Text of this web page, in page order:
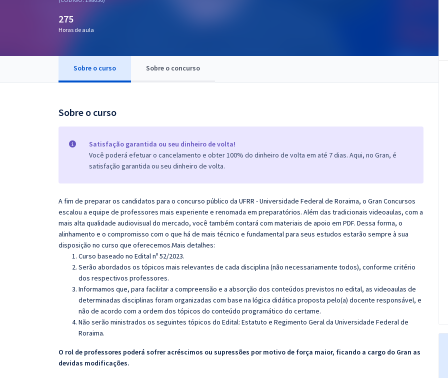
OAB
275
Horas de aula
Sobre o curso Sobre o concurso
Sobre o curso
Satisfação garantida ou seu dinheiro de volta!
Você poderá efetuar o cancelamento e obter 100% do dinheiro de volta em até 7 dias. Aqui, no Gran, é
satisfação garantida ou seu dinheiro de volta.
A fim de preparar os candidatos para o concurso público da UFRR - Universidade Federal de Roraima, o Gran Concursos
escalou a equipe de professores mais experiente e renomada em preparatórios. Além das tradicionais videoaulas, com a
mais alta qualidade audiovisual do mercado, você também contará com materiais de apoio em PDF. Dessa forma, o
alinhamento e o compromisso com o que há de mais técnico e fundamental para seus estudos estarão sempre à sua
disposição no curso que oferecemos.Mais detalhes:
Curso baseado no Edital nº 52/2023.
Serão abordados os tópicos mais relevantes de cada disciplina (não necessariamente todos), conforme critério
dos respectivos professores.
Informamos que, para facilitar a compreensão e a absorção dos conteúdos previstos no edital, as videoaulas de
determinadas disciplinas foram organizadas com base na lógica didática proposta pelo(a) docente responsável, e
não de acordo com a ordem dos tópicos do conteúdo programático do certame.
Não serão ministrados os seguintes tópicos do Edital: Estatuto e Regimento Geral da Universidade Federal de
Roraima.
O rol de professores poderá sofrer acréscimos ou supressões por motivo de força maior, ficando a cargo do Gran as
devidas modificações.